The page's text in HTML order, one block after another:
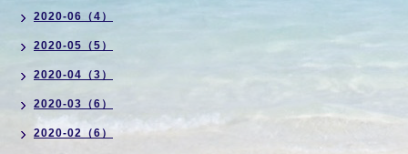
2020-06（4）
2020-05（5）
2020-04（3）
2020-03（6）
2020-02（6）